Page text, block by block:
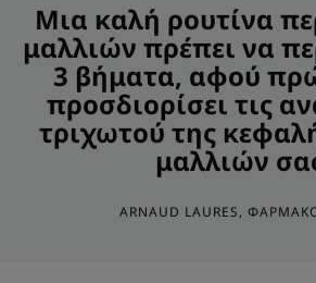
Μια καλή ρουτίνα
μαλλιών πρέπει να
3 βήματα, αφού
προσδιορίσει τις
τριχωτού της
μαλλιών
ARNAUD LAURES,